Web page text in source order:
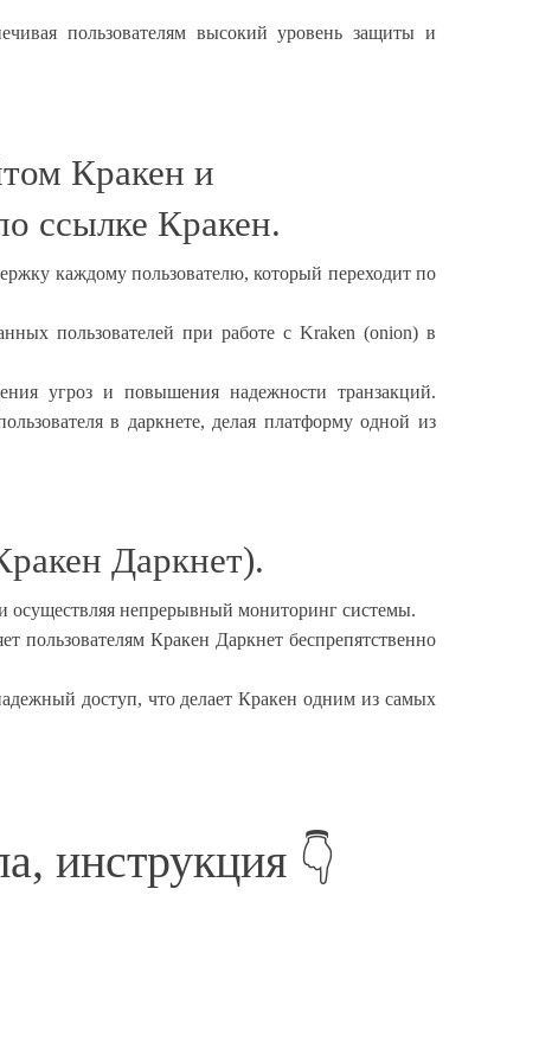
пользователям высокий уровень защиты и
Кракен и
ссылке Кракен.
каждому пользователю, который переходит по
пользователей при работе с Kraken (onion) в
угроз и повышения надежности транзакций.
в даркнете, делая платформу одной из
Даркнет).
осуществляя непрерывный мониторинг системы.
пользователям Кракен Даркнет беспрепятственно
доступ, что делает Кракен одним из самых
инструкция 👇